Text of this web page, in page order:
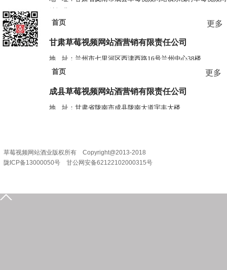
电 话：0939-3778685 3778687
首页 更多
甘肃草莓视频网站酒营销有限责任公司
地 址：兰州市七里河区西津西路16号兰州中心38楼
电 话：0931-2867829 2867839
首页 更多
成县草莓视频网站酒营销有限责任公司
地 址：甘肃省陇南市成县陇南大道宇丰大楼
草莓视频网站酒业版权所有 Copyright@2013-2018
陇ICP备13000050号 甘公网安备62122102000315号